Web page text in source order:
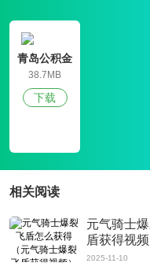
2、官方推出的公积金处理软件可
软件评测
青岛公积金
管理中心
38.7MB
下载
相关阅读
元气骑士
盾获得视频
2025-11-10